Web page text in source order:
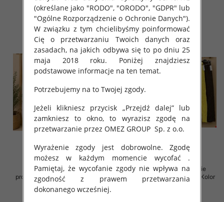
szczegóły szczegóły
Spodnie damskie (Włoskie
produkt) Roz Standard, Mix Kolor
Spodnie damskie (Włoskie
produkt) Roz Standard, Mix Kolor
(określane jako "RODO", "ORODO", "GDPR" lub
"Ogólne Rozporządzenie o Ochronie Danych").
W związku z tym chcielibyśmy poinformować
Cię o przetwarzaniu Twoich danych oraz
zasadach, na jakich odbywa się to po dniu 25
maja 2018 roku. Poniżej znajdziesz
podstawowe informacje na ten temat.
Potrzebujemy na to Twojej zgody.
Jeżeli klikniesz przycisk „Przejdź dalej” lub
zamkniesz to okno, to wyrazisz zgodę na
przetwarzanie przez OMEZ GROUP Sp. z o.o.
Wyrażenie zgody jest dobrowolne. Zgodę
możesz w każdym momencie wycofać .
Pamiętaj, że wycofanie zgody nie wpływa na
zgodność z prawem przetwarzania
dokonanego wcześniej.